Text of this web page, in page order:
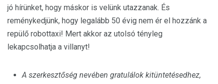
jó hírünket, hogy máskor is velünk utazzanak. És
reménykedjünk, hogy legalább 50 évig nem ér el hozzánk a
repülő robottaxi! Mert akkor az utolsó tényleg
lekapcsolhatja a villanyt!
A szerkesztőség nevében gratulálok kitüntetésedhez,